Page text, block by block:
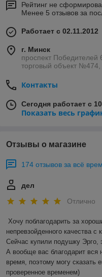
Рейтинг не
Менее 5 отзывов за
Работает с 02.11.2012
г. Минск
проспект
торговый объект
Контакты
Сегодня работает с
Показать весь
Отзывы о магазине
174 отзывов за всё
дел
Отлично
Хочу поблагодарить за
непревзойденного качества с
Сейчас купили подушку Эрго,
А вообще вас благодарит вся
время, поэтому могу сказать
проверенное временем)